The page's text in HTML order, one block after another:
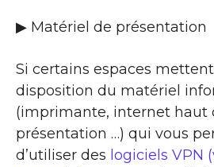
▶ Matériel de présentation
Si certains espaces
disposition du matériel
(imprimante, internet haut
présentation …) qui vous
d’utiliser des logiciels VPN